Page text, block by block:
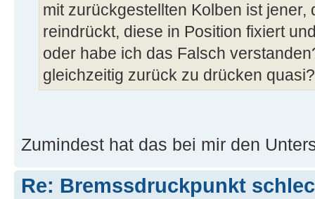
mit zurückgestellten Kolben ist jener,
reindrückt, diese in Position fixiert
oder habe ich das Falsch
gleichzeitig zurück zu drücken quasi?
Zumindest hat das bei mir den
Re: Bremssdruckpunkt